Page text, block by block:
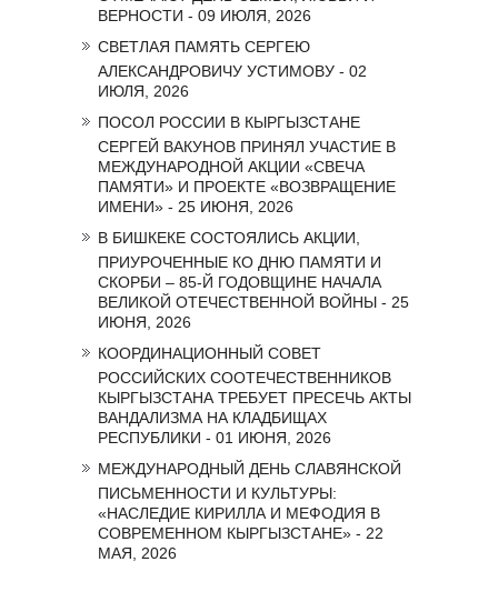
ВЕРНОСТИ - 09 ИЮЛЯ, 2026
СВЕТЛАЯ ПАМЯТЬ СЕРГЕЮ
АЛЕКСАНДРОВИЧУ УСТИМОВУ - 02
ИЮЛЯ, 2026
ПОСОЛ РОССИИ В КЫРГЫЗСТАНЕ
СЕРГЕЙ ВАКУНОВ ПРИНЯЛ УЧАСТИЕ В
МЕЖДУНАРОДНОЙ АКЦИИ «СВЕЧА
ПАМЯТИ» И ПРОЕКТЕ «ВОЗВРАЩЕНИЕ
ИМЕНИ» - 25 ИЮНЯ, 2026
В БИШКЕКЕ СОСТОЯЛИСЬ АКЦИИ,
ПРИУРОЧЕННЫЕ КО ДНЮ ПАМЯТИ И
СКОРБИ – 85-Й ГОДОВЩИНЕ НАЧАЛА
ВЕЛИКОЙ ОТЕЧЕСТВЕННОЙ ВОЙНЫ - 25
ИЮНЯ, 2026
КООРДИНАЦИОННЫЙ СОВЕТ
РОССИЙСКИХ СООТЕЧЕСТВЕННИКОВ
КЫРГЫЗСТАНА ТРЕБУЕТ ПРЕСЕЧЬ АКТЫ
ВАНДАЛИЗМА НА КЛАДБИЩАХ
РЕСПУБЛИКИ - 01 ИЮНЯ, 2026
МЕЖДУНАРОДНЫЙ ДЕНЬ СЛАВЯНСКОЙ
ПИСЬМЕННОСТИ И КУЛЬТУРЫ:
«НАСЛЕДИЕ КИРИЛЛА И МЕФОДИЯ В
СОВРЕМЕННОМ КЫРГЫЗСТАНЕ» - 22
МАЯ, 2026